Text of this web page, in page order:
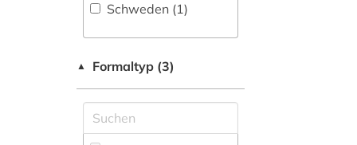
Rechtswissenschaft
(0)
Romanistik (1)
Slavistik (1)
Soziologie (1)
Schweden (1)
▲ Formaltyp (3)